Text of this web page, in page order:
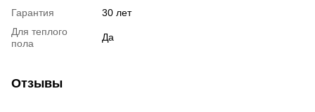
Гарантия
30 лет
Для теплого
пола
Да
Отзывы